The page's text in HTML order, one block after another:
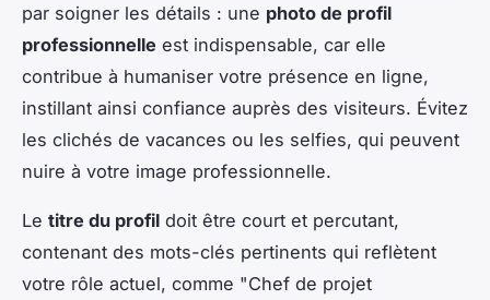
par soigner les détails : une photo de profil
professionnelle est indispensable, car elle
contribue à humaniser votre présence en ligne,
instillant ainsi confiance auprès des visiteurs. Évitez
les clichés de vacances ou les selfies, qui peuvent
nuire à votre image professionnelle.
Le titre du profil doit être court et percutant,
contenant des mots-clés pertinents qui reflètent
votre rôle actuel, comme "Chef de projet